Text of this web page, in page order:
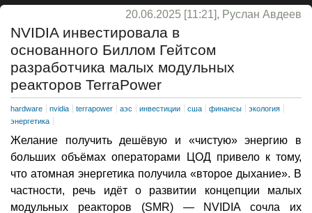
20.06.2025 [11:21], Руслан Авдеев
NVIDIA инвестировала в
основанного Биллом Гейтсом
разработчика малых модульных
реакторов TerraPower
hardware nvidia terrapower аэс инвестиции сша финансы
экология
энергетика
Желание получить дешёвую и «чистую» энергию в
больших объёмах операторами ЦОД привело к тому,
что атомная энергетика получила «второе дыхание». В
частности, речь идёт о развитии концепции малых
модульных реакторов (SMR) — NVIDIA сочла их